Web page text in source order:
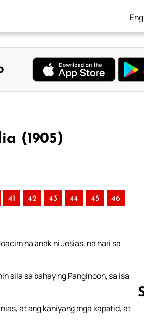
(1905)
41 42 43 44 45 46
na anak ni Josias, na hari sa
sila sa bahay ng Panginoon, sa isa
at ang kaniyang mga kapatid, at